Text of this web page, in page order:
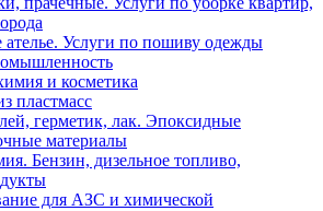
Услуги по пошиву одежды
и косметика
пластмасс
герметик, лак. Эпоксидные
материалы
Бензин, дизельное топливо,
для АЗС и химической